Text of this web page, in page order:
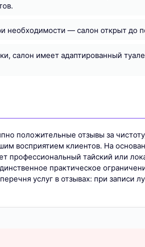
необходимости — салон открыт до
салон имеет адаптированный
положительные отзывы за
восприятием клиентов. На
профессиональный тайский или
практическое
услуг в отзывах: при записи